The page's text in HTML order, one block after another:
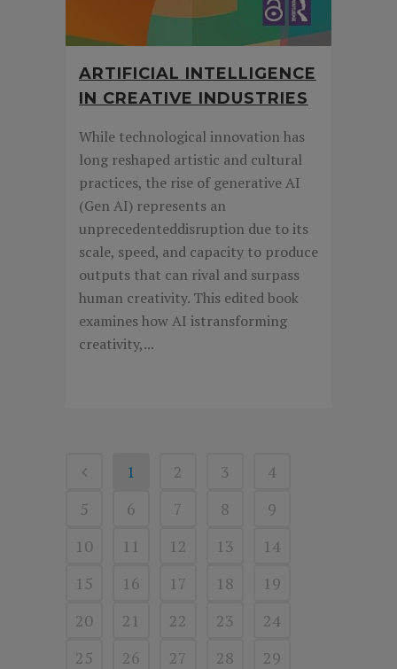
ARTIFICIAL INTELLIGENCE
IN CREATIVE INDUSTRIES
While technological innovation has
long reshaped artistic and cultural
practices, the rise of generative AI
(Gen AI) represents an
unprecedenteddisruption due to its
scale, speed, and capacity to produce
outputs that can rival and surpass
human creativity. This edited book
examines how AI istransforming
creativity,...
1 2 3
4
5
6 7 8
9
10
11 12 13
14
15
16 17 18
19
20
21 22 23
24
25
26 27 28
29